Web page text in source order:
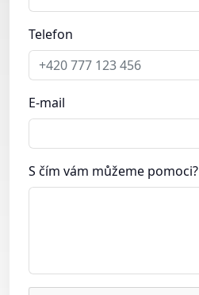
Telefon
E-mail
S čím vám můžeme pomoci?